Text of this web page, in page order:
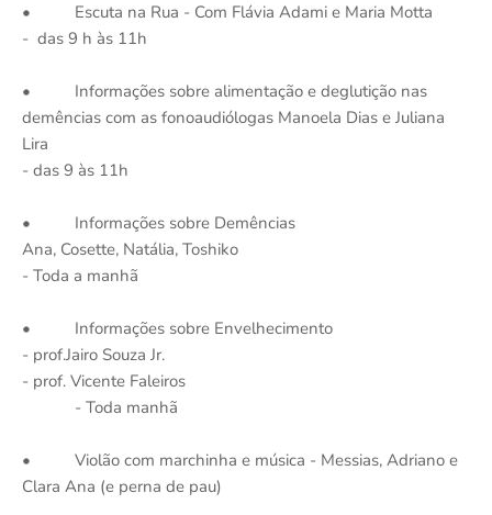
• Escuta na Rua - Com Flávia Adami e Maria Motta
- das 9 h às 11h
• Informações sobre alimentação e deglutição nas
demências com as fonoaudiólogas Manoela Dias e Juliana
Lira
- das 9 às 11h
• Informações sobre Demências
Ana, Cosette, Natália, Toshiko
- Toda a manhã
• Informações sobre Envelhecimento
- prof.Jairo Souza Jr.
- prof. Vicente Faleiros
- Toda manhã
• Violão com marchinha e música - Messias, Adriano e
Clara Ana (e perna de pau)